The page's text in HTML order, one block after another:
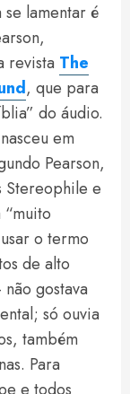
lamentar é
revista The
, que para
do áudio.
em
Pearson,
Stereophile e
o termo
de alto
gostava
só ouvia
também
Para